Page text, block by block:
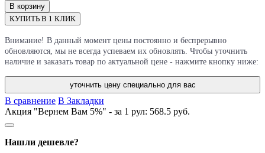
В корзину
КУПИТЬ В 1 КЛИК
Внимание! В данный момент цены постоянно и беспрерывно
обновляются, мы не всегда успеваем их обновлять. Чтобы уточнить
наличие и заказать товар по актуальной цене - нажмите кнопку ниже:
уточнить цену специально для вас
В сравнение В Закладки
Акция "Вернем Вам 5%" - за 1 рул: 568.5 руб.
Нашли дешевле?